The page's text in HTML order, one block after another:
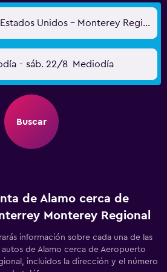
Monterrey, CA, Estados Unidos - Monterey Regional (MRY)
- sáb. 22/8 Mediodía
Buscar
de Alamo cerca de
Monterey Regional
información sobre cada una de las
de Alamo cerca de Aeropuerto
incluidos la dirección y el número